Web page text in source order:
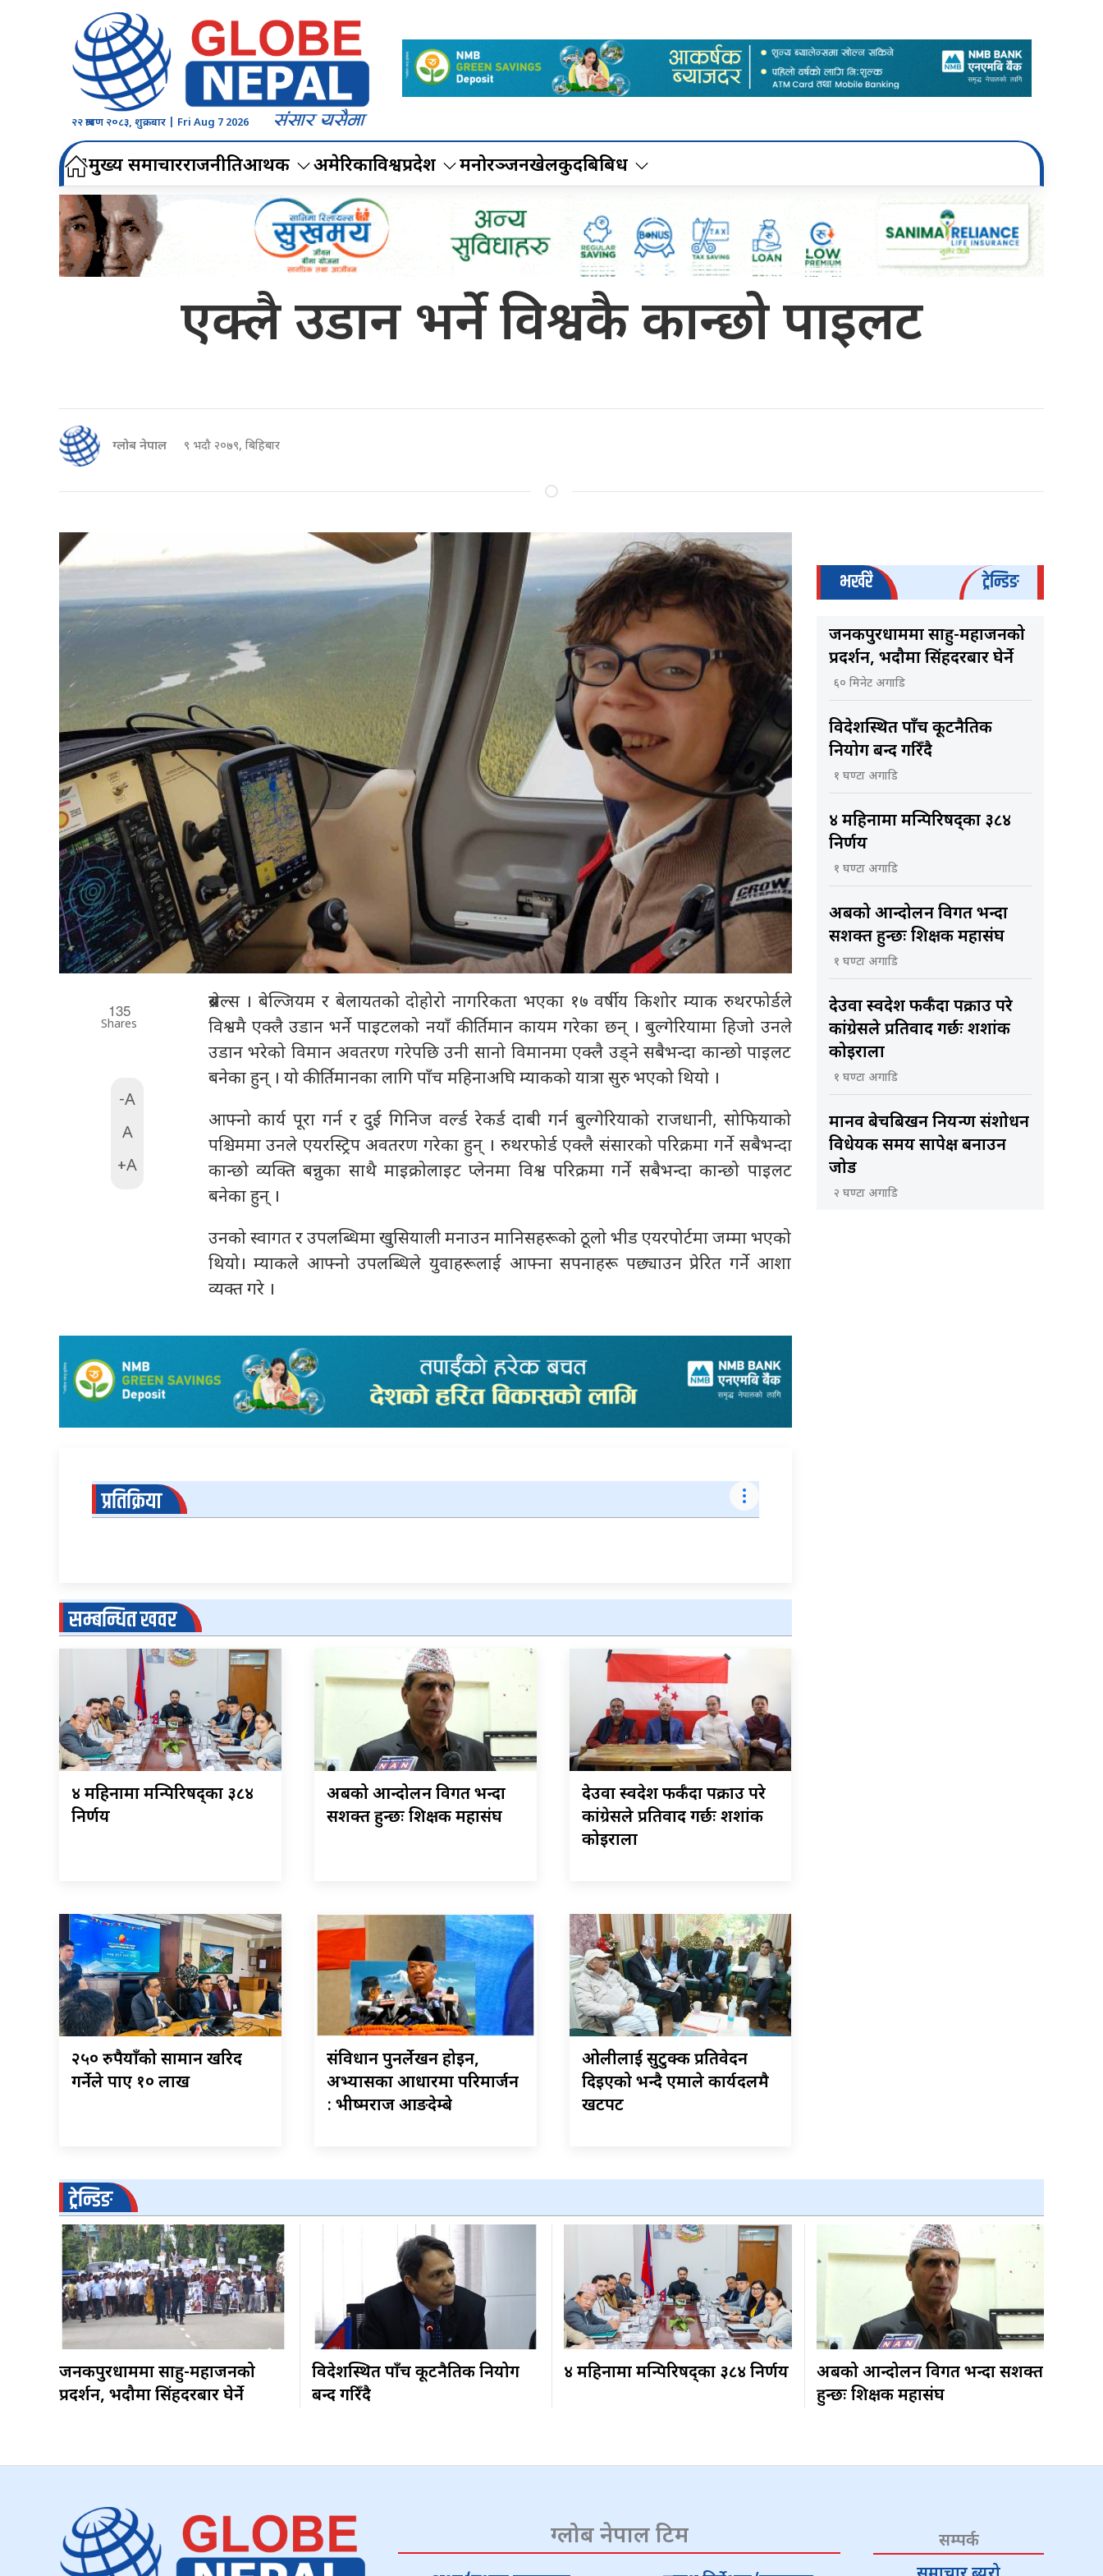
२२ श्रावण २०८३, शुक्रबार | Fri Aug 7 2026
मुख्य समाचारराजनीतिआर्थिक अमेरिकाविश्वप्रदेश मनोरञ्जनखेलकुदबिबिध
एक्लै उडान भर्ने विश्वकै कान्छो पाइलट
ग्लोब नेपाल ९ भदौ २०७९, बिहिबार
135
Shares
-A
A
+A
ब्रसेल्स । बेल्जियम र बेलायतको दोहोरो नागरिकता भएका १७ वर्षीय किशोर म्याक रुथरफोर्डले
विश्वमै एक्लै उडान भर्ने पाइटलको नयाँ कीर्तिमान कायम गरेका छन् । बुल्गेरियामा हिजो उनले
उडान भरेको विमान अवतरण गरेपछि उनी सानो विमानमा एक्लै उड्ने सबैभन्दा कान्छो पाइलट
बनेका हुन् । यो कीर्तिमानका लागि पाँच महिनाअघि म्याकको यात्रा सुरु भएको थियो ।
आफ्नो कार्य पूरा गर्न र दुई गिनिज वर्ल्ड रेकर्ड दाबी गर्न बुल्गेरियाको राजधानी, सोफियाको
पश्चिममा उनले एयरस्ट्रिप अवतरण गरेका हुन् । रुथरफोर्ड एक्लै संसारको परिक्रमा गर्ने सबैभन्दा
कान्छो व्यक्ति बन्नुका साथै माइक्रोलाइट प्लेनमा विश्व परिक्रमा गर्ने सबैभन्दा कान्छो पाइलट
बनेका हुन् ।
उनको स्वागत र उपलब्धिमा खुसियाली मनाउन मानिसहरूको ठूलो भीड एयरपोर्टमा जम्मा भएको
थियो। म्याकले आफ्नो उपलब्धिले युवाहरूलाई आफ्ना सपनाहरू पछ्याउन प्रेरित गर्ने आशा
व्यक्त गरे ।
प्रतिक्रिया
सम्बन्धित खवर
४ महिनामा मन्त्रिपरिषद्का ३८४
निर्णय
अबको आन्दोलन विगत भन्दा
सशक्त हुन्छः शिक्षक महासंघ
देउवा स्वदेश फर्कँदा पक्राउ परे
कांग्रेसले प्रतिवाद गर्छः शशांक
कोइराला
२५० रुपैयाँको सामान खरिद
गर्नेले पाए १० लाख
संविधान पुनर्लेखन होइन,
अभ्यासका आधारमा परिमार्जन
: भीष्मराज आङदेम्बे
ओलीलाई सुटुक्क प्रतिवेदन
दिइएको भन्दै एमाले कार्यदलमै
खटपट
भर्खरै ट्रेन्डिङ
जनकपुरधाममा साहु-महाजनको
प्रदर्शन, भदौमा सिंहदरबार घेर्ने
६० मिनेट अगाडि
विदेशस्थित पाँच कूटनैतिक
नियोग बन्द गरिँदै
१ घण्टा अगाडि
४ महिनामा मन्त्रिपरिषद्का ३८४
निर्णय
१ घण्टा अगाडि
अबको आन्दोलन विगत भन्दा
सशक्त हुन्छः शिक्षक महासंघ
१ घण्टा अगाडि
देउवा स्वदेश फर्कँदा पक्राउ परे
कांग्रेसले प्रतिवाद गर्छः शशांक
कोइराला
१ घण्टा अगाडि
मानव बेचबिखन नियन्त्रण संशोधन
विधेयक समय सापेक्ष बनाउन
जोड
२ घण्टा अगाडि
ट्रेन्डिङ
जनकपुरधाममा साहु-महाजनको
प्रदर्शन, भदौमा सिंहदरबार घेर्ने
विदेशस्थित पाँच कूटनैतिक नियोग
बन्द गरिँदै
४ महिनामा मन्त्रिपरिषद्का ३८४ निर्णय
अबको आन्दोलन विगत भन्दा सशक्त
हुन्छः शिक्षक महासंघ
ग्लोब नेपाल टिम
सम्पर्क